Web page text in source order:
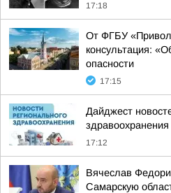
17:18
От ФГБУ
консультация:
опасности
17:15
Дайджест
17:12
Вячеслав
Самарскую